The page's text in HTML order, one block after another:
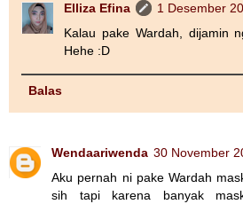
Elliza Efina
1 Desember
Kalau pake Wardah, dijamin
Hehe :D
Balas
Wendaariwenda 30 November
Aku pernah ni pake Wardah
sih tapi karena banyak